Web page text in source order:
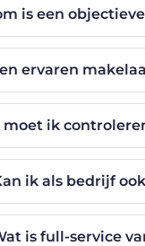
is een
ervaren
moet ik
ik als bedrijf
is full-service